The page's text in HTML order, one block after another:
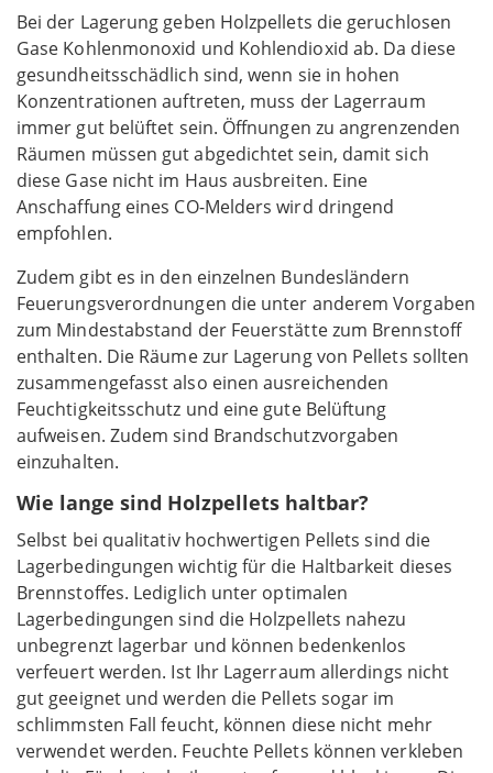
Bei der Lagerung geben Holzpellets die geruchlosen
Gase Kohlenmonoxid und Kohlendioxid ab. Da diese
gesundheitsschädlich sind, wenn sie in hohen
Konzentrationen auftreten, muss der Lagerraum
immer gut belüftet sein. Öffnungen zu angrenzenden
Räumen müssen gut abgedichtet sein, damit sich
diese Gase nicht im Haus ausbreiten. Eine
Anschaffung eines CO-Melders wird dringend
empfohlen.
Zudem gibt es in den einzelnen Bundesländern
Feuerungsverordnungen die unter anderem Vorgaben
zum Mindestabstand der Feuerstätte zum Brennstoff
enthalten. Die Räume zur Lagerung von Pellets sollten
zusammengefasst also einen ausreichenden
Feuchtigkeitsschutz und eine gute Belüftung
aufweisen. Zudem sind Brandschutzvorgaben
einzuhalten.
Wie lange sind Holzpellets haltbar?
Selbst bei qualitativ hochwertigen Pellets sind die
Lagerbedingungen wichtig für die Haltbarkeit dieses
Brennstoffes. Lediglich unter optimalen
Lagerbedingungen sind die Holzpellets nahezu
unbegrenzt lagerbar und können bedenkenlos
verfeuert werden. Ist Ihr Lagerraum allerdings nicht
gut geeignet und werden die Pellets sogar im
schlimmsten Fall feucht, können diese nicht mehr
verwendet werden. Feuchte Pellets können verkleben